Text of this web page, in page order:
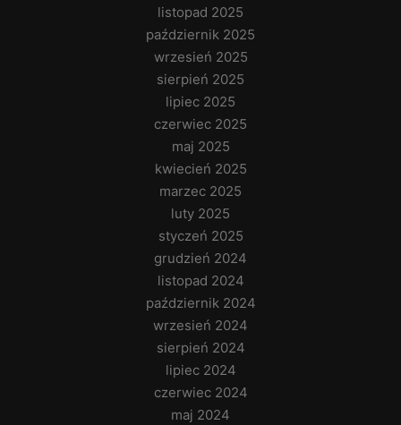
listopad 2025
październik 2025
wrzesień 2025
sierpień 2025
lipiec 2025
czerwiec 2025
maj 2025
kwiecień 2025
marzec 2025
luty 2025
styczeń 2025
grudzień 2024
listopad 2024
październik 2024
wrzesień 2024
sierpień 2024
lipiec 2024
czerwiec 2024
maj 2024